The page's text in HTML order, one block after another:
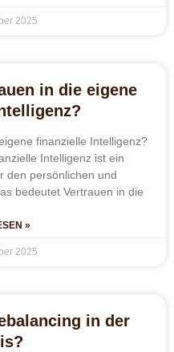
2025
in die eigene
finanzielle Intelligenz?
Intelligenz ist ein
den persönlichen und
bedeutet Vertrauen in die
»
2025
in der